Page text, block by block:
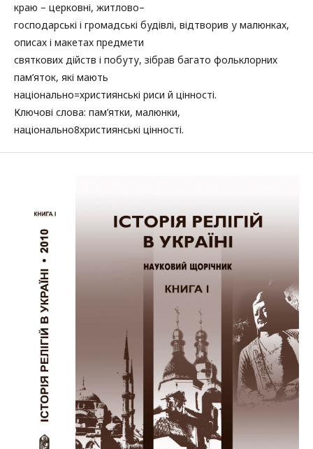
краю – церковні, житлово–
господарські і громадські будівлі, відтворив у малюнках,
описах і макетах предмети
святкових дійств і побуту, зібрав багато фольклорних
пам’яток, які мають
національно=християнські риси й цінності.
Ключові слова: пам’ятки, малюнки,
національно8християнські цінності.